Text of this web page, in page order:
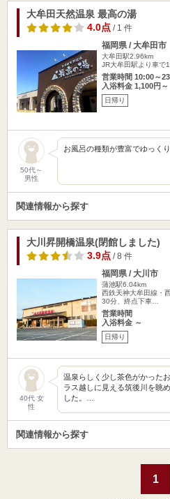
大牟田天然温泉 最高の湯
4.0点/ 1 件
福岡県 / 大牟田市
大牟田駅2.96km
JR大牟田駅より車で
営業時間 10:00～
入浴料金 1,100円～
日帰り
50代～
男性
お風呂の種類が豊富でゆっく
関連情報から探す
大川昇開橋温泉(閉館しました)
3.9点/ 8 件
福岡県 / 大川市
蒲池駅6.04km
西鉄天神大牟田線・
30分、終点下車…
営業時間
入浴料金 ～
日帰り
40代 女
性
温泉らしく少し茶色がかった
ラス越しに見える筑後川を眺
した。…
関連情報から探す
1